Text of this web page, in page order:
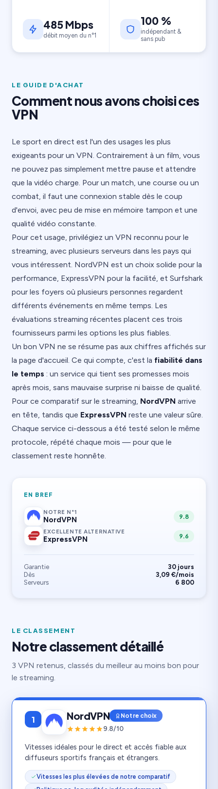
485 Mbps
débit moyen du n°1
100 %
indépendant &
sans pub
LE GUIDE D'ACHAT
Comment nous avons choisi ces
VPN
Le sport en direct est l'un des usages les plus
exigeants pour un VPN. Contrairement à un film, vous
ne pouvez pas simplement mettre pause et attendre
que la vidéo charge. Pour un match, une course ou un
combat, il faut une connexion stable dès le coup
d'envoi, avec peu de mise en mémoire tampon et une
qualité vidéo constante.
Pour cet usage, privilégiez un VPN reconnu pour le
streaming, avec plusieurs serveurs dans les pays qui
vous intéressent. NordVPN est un choix solide pour la
performance, ExpressVPN pour la facilité, et Surfshark
pour les foyers où plusieurs personnes regardent
différents événements en même temps. Les
évaluations streaming récentes placent ces trois
fournisseurs parmi les options les plus fiables.
Un bon VPN ne se résume pas aux chiffres affichés sur
la page d'accueil. Ce qui compte, c'est la fiabilité dans
le temps : un service qui tient ses promesses mois
après mois, sans mauvaise surprise ni baisse de qualité.
Pour ce comparatif sur le streaming, NordVPN arrive
en tête, tandis que ExpressVPN reste une valeur sûre.
Chaque service ci-dessous a été testé selon le même
protocole, répété chaque mois — pour que le
classement reste honnête.
EN BREF
NOTRE N°1
NordVPN 9.8
EXCELLENTE ALTERNATIVE
ExpressVPN 9.6
Garantie
30 jours
Dès
3,09 €/mois
Serveurs
6 800
LE CLASSEMENT
Notre classement détaillé
3 VPN retenus, classés du meilleur au moins bon pour
le streaming.
1 NordVPN Notre choix
9.8/10
Vitesses idéales pour le direct et accès fiable aux
diffuseurs sportifs français et étrangers.
Vitesses les plus élevées de notre comparatif